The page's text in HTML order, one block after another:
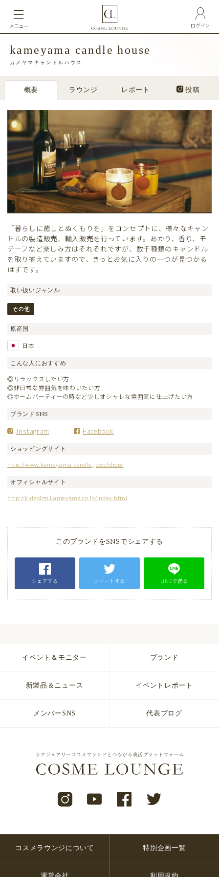
ログイン
メニュー
kameyama candle house
カメヤマキャンドルハウス
概要 ラウンジ レポート 投稿
「暮らしに癒しとぬくもりを」をコンセプトに、様々なキャン
ドルの製造販売、輸入販売を行っています。あかり、香り、モ
チーフなど楽しみ方はそれぞれですが、数千種類のキャンドル
を取り揃えていますので、きっとお気に入りの一つが見つかる
はずです。
取い扱いジャンル
その他
原産国
日本
こんな人におすすめ
◎リラックスしたい方
◎非日常な雰囲気を味わいたい方
◎ホームパーティーの時など少しオシャレな雰囲気に仕上げたい方
ブランドSNS
Instagram Facebook
ショッピングサイト
http://www.kameyama-candle.jp/ec/shop/
オフィシャルサイト
http://k-design.kameyama.co.jp/index.html
このブランドをSNSでシェアする
シェアする ツイートする LINEで送る
イベント＆モニター ブランド
新製品＆ニュース イベントレポート
メンバーSNS 代表ブログ
コスメラウンジについて 特別企画一覧